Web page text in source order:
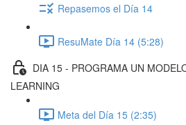
Repasemos el Día 14
ResuMate Día 14 (5:28)
DIA 15 - PROGRAMA UN
LEARNING
Meta del Día 15 (2:35)